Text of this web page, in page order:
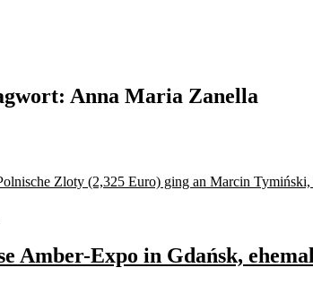
Anna Maria Zanella
Amber-Expo in Gdańsk,